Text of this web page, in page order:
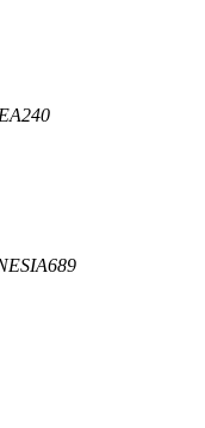
240
689